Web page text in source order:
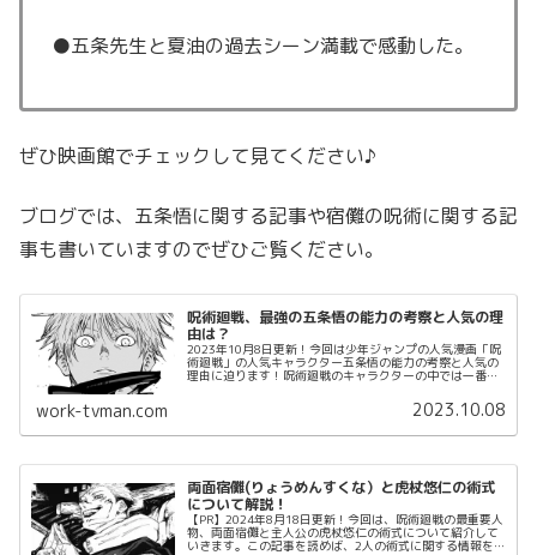
●五条先生と夏油の過去シーン満載で感動した。
ぜひ映画館でチェックして見てください♪
ブログでは、五条悟に関する記事や宿儺の呪術に関する記
事も書いていますのでぜひご覧ください。
呪術廻戦、最強の五条悟の能力の考察と人気の理
由は？
2023年10月8日更新！今回は少年ジャンプの人気漫画「呪
術廻戦」の人気キャラクター五条悟の能力の考察と人気の
理由に迫ります！呪術廻戦のキャラクターの中では一番の
work-tvman.com 2023.10.08
両面宿儺(りょうめんすくな）と虎杖悠仁の術式
について解説！
【PR】2024年8月18日更新！今回は、呪術廻戦の最重要人
物、両面宿儺と主人公の虎杖悠仁の術式について紹介して
いきます。この記事を読めば、2人の術式に関する情報を